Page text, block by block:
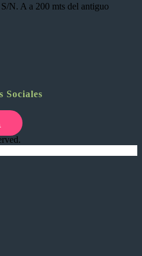
N. A a 200 mts del antiguo
Sociales